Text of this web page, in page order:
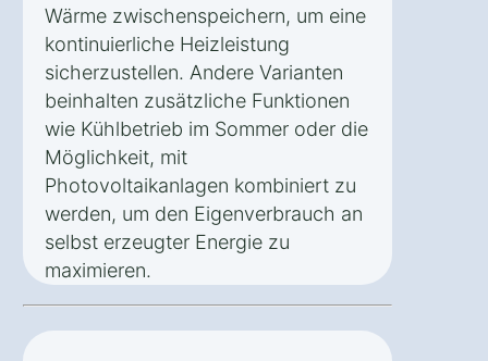
Wärme zwischenspeichern, um eine
kontinuierliche Heizleistung
sicherzustellen. Andere Varianten
beinhalten zusätzliche Funktionen
wie Kühlbetrieb im Sommer oder die
Möglichkeit, mit
Photovoltaikanlagen kombiniert zu
werden, um den Eigenverbrauch an
selbst erzeugter Energie zu
maximieren.